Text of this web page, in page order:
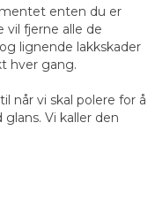
enten du er
vil fjerne alle de
lignende lakkskader
hver gang.
når vi skal polere for å
Vi kaller den